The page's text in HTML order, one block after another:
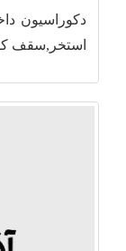
استخر,سقف